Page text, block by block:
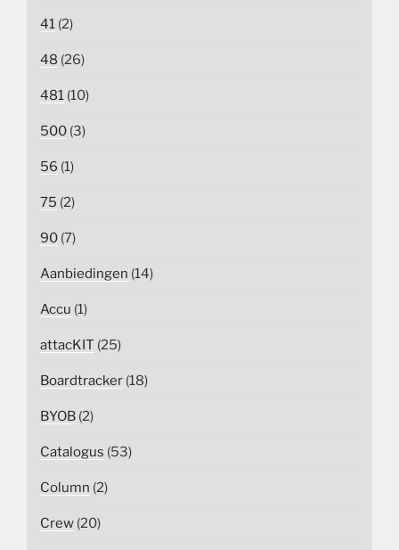
41 (2)
48 (26)
481 (10)
500 (3)
56 (1)
75 (2)
90 (7)
Aanbiedingen (14)
Accu (1)
attacKIT (25)
Boardtracker (18)
BYOB (2)
Catalogus (53)
Column (2)
Crew (20)